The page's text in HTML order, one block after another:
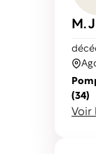
M.
(34)
Voir